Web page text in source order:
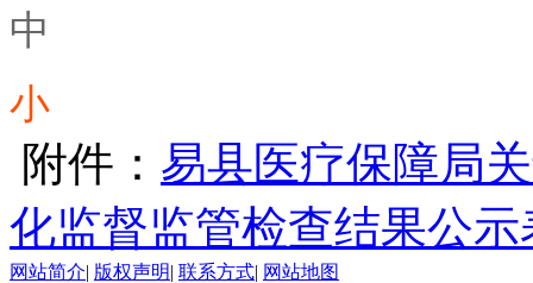
中
小
附件： 易县医疗保障局
化监督监管检查结果公示
网站简介| 版权声明| 联系方式| 网站地图